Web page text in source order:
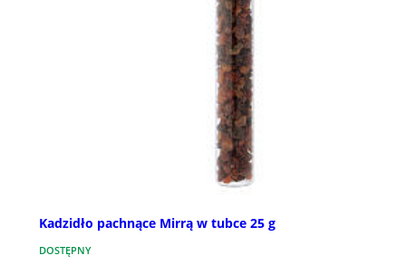
Kadzidło pachnące Mirrą w tubce 25 g
DOSTĘPNY